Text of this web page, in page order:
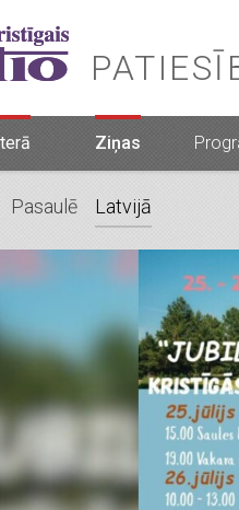
Ziņas
Pasaulē Latvijā